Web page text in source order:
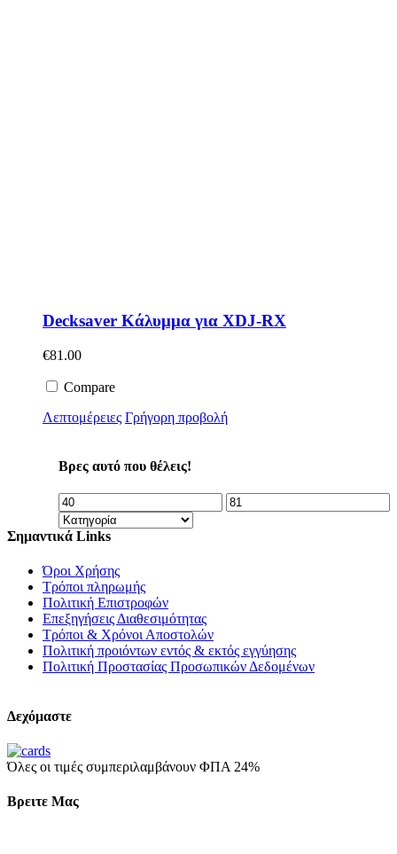
Decksaver Κάλυμμα για XDJ-RX
€81.00
Compare
Λεπτομέρειες Γρήγορη προβολή
Βρες αυτό που θέλεις!
Σημαντικά Links
Όροι Χρήσης
Τρόποι πληρωμής
Πολιτική Επιστροφών
Επεξηγήσεις Διαθεσιμότητας
Τρόποι & Χρόνοι Αποστολών
Πολιτική προιόντων εντός & εκτός εγγύησης
Πολιτική Προστασίας Προσωπικών Δεδομένων
Δεχόμαστε
Όλες οι τιμές συμπεριλαμβάνουν ΦΠΑ 24%
Βρειτε Μας